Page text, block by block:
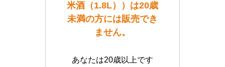
米酒（1.8L））は20歳
未満の方には販売でき
ません。
あなたは20歳以上です